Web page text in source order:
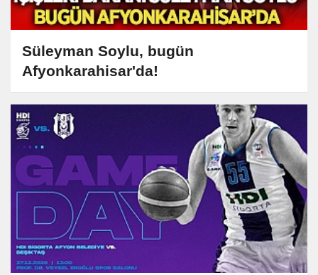
Süleyman Soylu, bugün
Afyonkarahisar'da!